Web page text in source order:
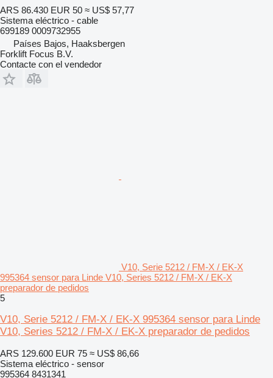
ARS 86.430 EUR 50 ≈ US$ 57,77
Sistema eléctrico - cable
699189 0009732955
Países Bajos, Haaksbergen
Forklift Focus B.V.
Contacte con el vendedor
V10, Serie 5212 / FM-X / EK-X
995364 sensor para Linde V10, Series 5212 / FM-X / EK-X
preparador de pedidos
5
V10, Serie 5212 / FM-X / EK-X 995364 sensor para Linde
V10, Series 5212 / FM-X / EK-X preparador de pedidos
ARS 129.600 EUR 75 ≈ US$ 86,66
Sistema eléctrico - sensor
995364 8431341